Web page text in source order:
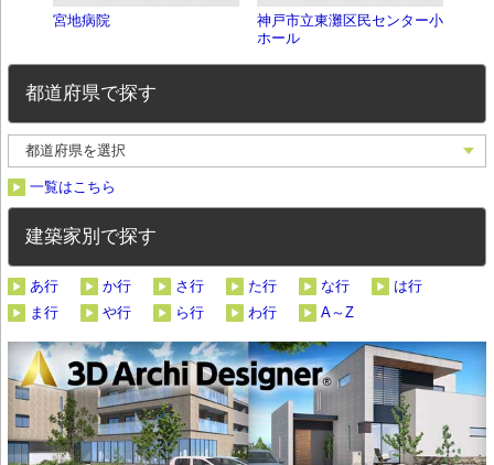
宮地病院
神戸市立東灘区民センター小
ホール
都道府県で探す
一覧はこちら
建築家別で探す
あ行 か行 さ行 た行 な行
は行
ま行
や行 ら行 わ行 A～Z